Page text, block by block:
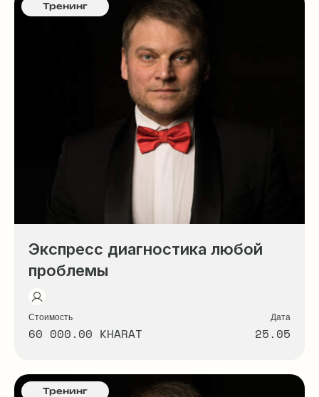
Тренинг
Экспресс диагностика любой
проблемы
Стоимость
60 000.00 KHARAT
Дата
25.05
Тренинг